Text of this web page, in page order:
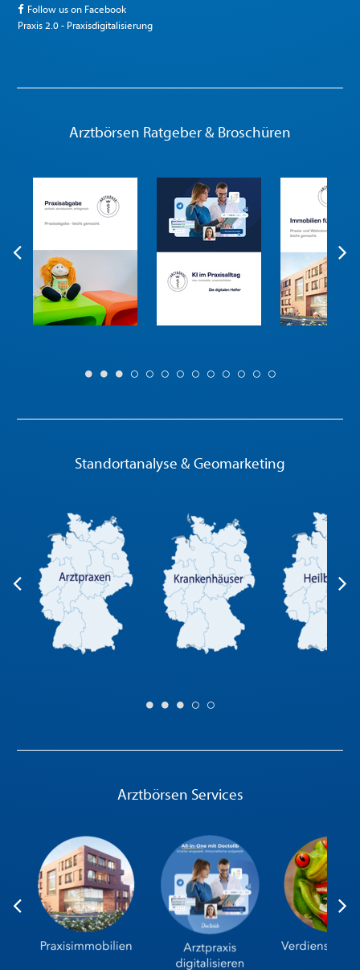
Follow us on Facebook
Praxis 2.0 - Praxisdigitalisierung
Arztbörsen Ratgeber & Broschüren
Standortanalyse & Geomarketing
Arztbörsen Services